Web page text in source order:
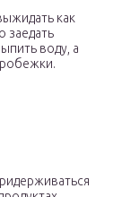
как
заедать
воду, а